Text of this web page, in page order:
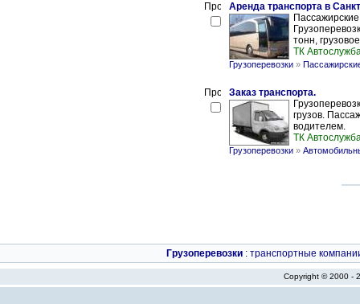
Аренда транспорта в
тонн,
ТК
Грузоперевозки »
Заказ транспорта.
грузов.
водителем.
ТК
Грузоперевозки »
Грузоперевозки : транспортные
Copyright © 2000 -